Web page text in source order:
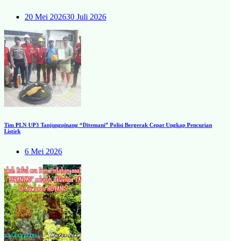
20 Mei 202630 Juli 2026
Tim PLN UP3 Tanjungpinang “Ditemani” Polisi Bergerak Cepat Ungkap Pencurian
Listirk
6 Mei 2026